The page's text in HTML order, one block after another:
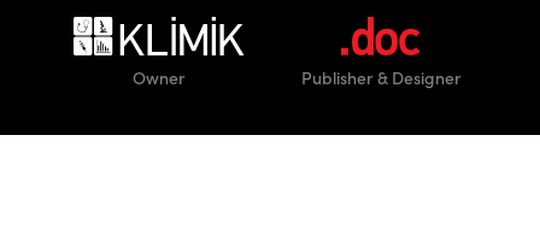
Owner Publisher& Designer